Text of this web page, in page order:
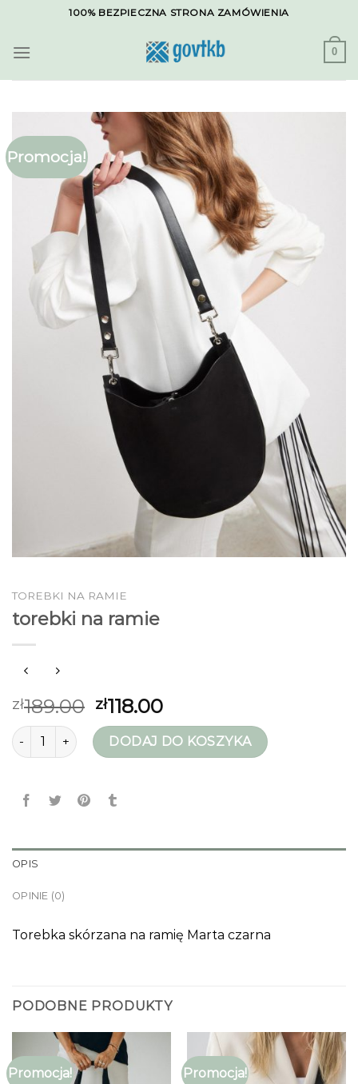
content
100% BEZPIECZNA STRONA ZAMÓWIENIA
0
Promocja!
TOREBKI NA RAMIE
torebki na ramie
zł189.00 zł118.00
ilość torebki na ramieDODAJ DO KOSZYKA
OPIS
OPINIE (0)
Torebka skórzana na ramię Marta czarna
PODOBNE PRODUKTY
Promocja! Promocja!